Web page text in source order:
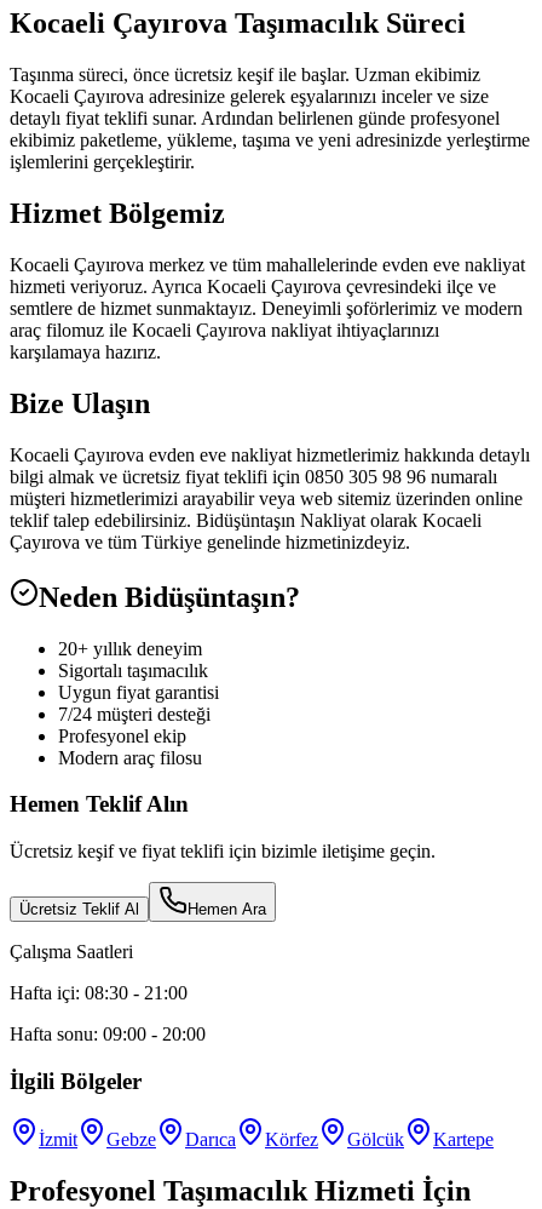
Kocaeli Çayırova Taşımacılık Süreci
Taşınma süreci, önce ücretsiz keşif ile başlar. Uzman ekibimiz
Kocaeli Çayırova adresinize gelerek eşyalarınızı inceler ve size
detaylı fiyat teklifi sunar. Ardından belirlenen günde profesyonel
ekibimiz paketleme, yükleme, taşıma ve yeni adresinizde yerleştirme
işlemlerini gerçekleştirir.
Hizmet Bölgemiz
Kocaeli Çayırova merkez ve tüm mahallelerinde evden eve nakliyat
hizmeti veriyoruz. Ayrıca Kocaeli Çayırova çevresindeki ilçe ve
semtlere de hizmet sunmaktayız. Deneyimli şoförlerimiz ve modern
araç filomuz ile Kocaeli Çayırova nakliyat ihtiyaçlarınızı
karşılamaya hazırız.
Bize Ulaşın
Kocaeli Çayırova evden eve nakliyat hizmetlerimiz hakkında detaylı
bilgi almak ve ücretsiz fiyat teklifi için 0850 305 98 96 numaralı
müşteri hizmetlerimizi arayabilir veya web sitemiz üzerinden online
teklif talep edebilirsiniz. Bidüşüntaşın Nakliyat olarak Kocaeli
Çayırova ve tüm Türkiye genelinde hizmetinizdeyiz.
Neden Bidüşüntaşın?
20+ yıllık deneyim
Sigortalı taşımacılık
Uygun fiyat garantisi
7/24 müşteri desteği
Profesyonel ekip
Modern araç filosu
Hemen Teklif Alın
Ücretsiz keşif ve fiyat teklifi için bizimle iletişime geçin.
Ücretsiz Teklif Al Hemen Ara
Çalışma Saatleri
Hafta içi: 08:30 - 21:00
Hafta sonu: 09:00 - 20:00
İlgili Bölgeler
İzmit Gebze Darıca Körfez Gölcük Kartepe
Profesyonel Taşımacılık Hizmeti İçin